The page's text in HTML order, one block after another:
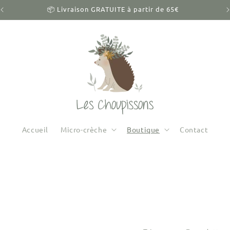
📦 Livraison GRATUITE à partir de 65€
Accueil Micro-crèche Boutique Contact